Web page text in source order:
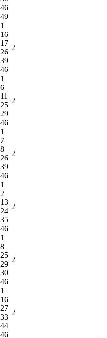
46
49
1
16
17
26
39
46
2
1
6
11
25
29
46
2
1
7
8
26
39
46
2
1
2
13
24
35
46
2
1
8
25
29
30
46
2
1
16
27
33
44
46
2